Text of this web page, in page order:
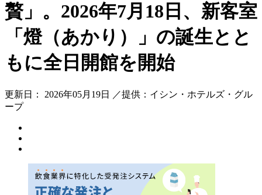
贅」。2026年7月18日、新客室
「燈（あかり）」の誕生とと
もに全日開館を開始
更新日： 2026年05月19日 ／提供：イシン・ホテルズ・グル
ープ